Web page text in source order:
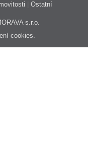
| Ostatní
s.r.o.
cookies.